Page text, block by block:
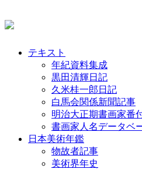
テキスト
年紀資料集成
黒田清輝日記
久米桂一郎日記
白馬会関係新聞記事
明治大正期書画家番
書画家人名データベ
日本美術年鑑
物故者記事
美術界年史